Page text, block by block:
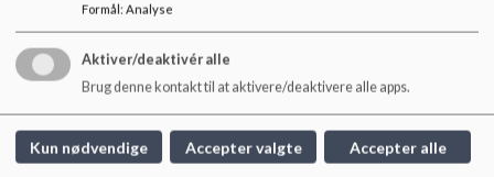
Jeg vil gerne kontaktes
Vil du ringes op af en forælder fra børnehave eller
skole?
Formål: Analyse
Aktiver/deaktivér alle
Brug denne kontakt til at aktivere/deaktivere alle apps.
Kun nødvendige Accepter valgte Accepter alle